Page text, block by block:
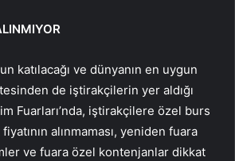
katılacağı ve dünyanın en uygun
de iştirakçilerin yer aldığı
Fuarları’nda, iştirakçilere özel burs
alınmaması, yeniden fuara
ve fuara özel kontenjanlar dikkat